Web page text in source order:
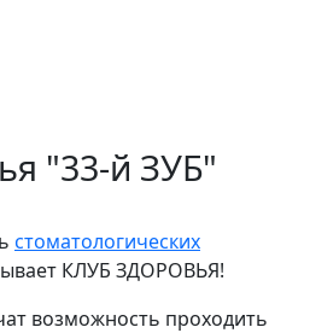
"33-й ЗУБ"
стоматологических
КЛУБ ЗДОРОВЬЯ!
возможность проходить